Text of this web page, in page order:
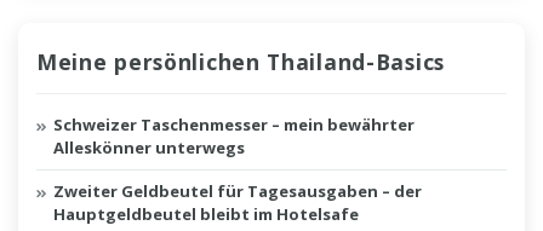
Meine persönlichen Thailand-Basics
Schweizer Taschenmesser – mein bewährter
Alleskönner unterwegs
Zweiter Geldbeutel für Tagesausgaben – der
Hauptgeldbeutel bleibt im Hotelsafe